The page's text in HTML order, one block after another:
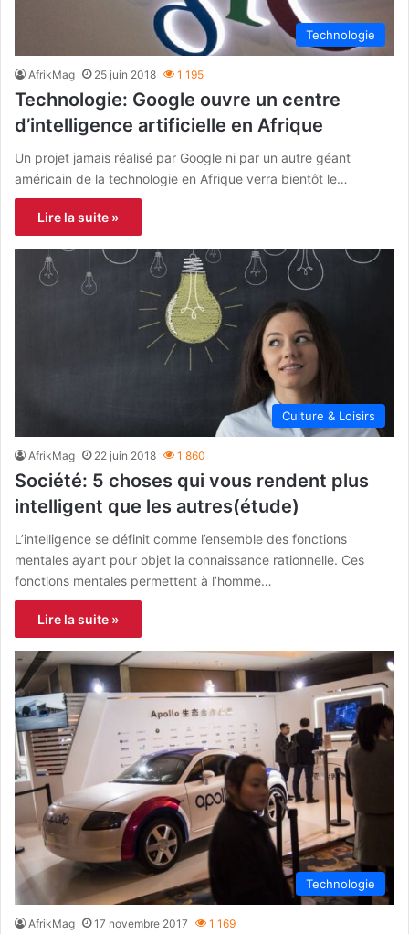
Technologie
AfrikMag 25 juin 2018 1 195
Technologie: Google ouvre un centre
d’intelligence artificielle en Afrique
Un projet jamais réalisé par Google ni par un autre géant
américain de la technologie en Afrique verra bientôt le…
Lire la suite »
Culture & Loisirs
AfrikMag 22 juin 2018 1 860
Société: 5 choses qui vous rendent plus
intelligent que les autres(étude)
L’intelligence se définit comme l’ensemble des fonctions
mentales ayant pour objet la connaissance rationnelle. Ces
fonctions mentales permettent à l’homme…
Lire la suite »
Technologie
AfrikMag 17 novembre 2017 1 169